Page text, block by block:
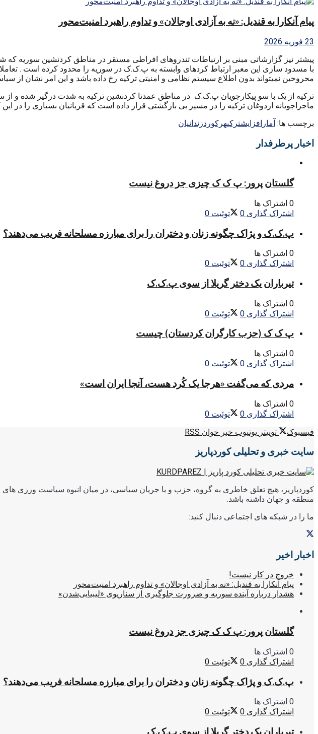
پیام آنکارا به قندیل: «نه به آزادی اوجالان» و تداوم راهبرد امنیت‌محور
23 فوریه 2026
پیشتر نیز گزارشاتی مبنی بر ارتباطات تندروهای افراطی مستقر در مناطق کردنشین سوریه
با مسدود سازی این معبر ارتباط کردهای وابسته به پ.ک.ک در سوریه را محدود کرده است .
محروحین نمیتواند بدون اطلاع سیستم نظامی و امنیتی ترکیه رخ داده باشد و این امر نشان از
ترکیه از یک با سو پیکارجویان پ.ک.ک در مناطق عمدتا کردنشین ترکیه به شدت درگیر شده و
ماجراجویانه اردوغان ترکیه را در مسیر بی بازگشتی قرار داده است که قربانیان بسیاری را در
برچسب ها: آمار افزایشترکیهرکوردزندانیان
اخبار پرطرفدار
گلستان پرور: پ ک ک چیزی جز دروغ نیست
0 اشتراک ها
اشتراک گذاری 0 توئیت 0
پ.ک.ک و پژاک چگونه زنان و دختران را برای مبارزه مسلحانه فریب می‌دهند؟
0 اشتراک ها
اشتراک گذاری 0 توئیت 0
تیرباران یک دختر گریلا از سوی پ.ک.ک
0 اشتراک ها
اشتراک گذاری 0 توئیت 0
پ ک ک (حزب کارگران کردستان) چیست
0 اشتراک ها
اشتراک گذاری 0 توئیت 0
مردی که می‌گفت «هرجا یک کُرد هست، آنجا ایران است»
0 اشتراک ها
اشتراک گذاری 0 توئیت 0
فیسبوک
توییتر یوتیوب خبر خوان RSS
سایت خبری و تحلیلی کوردپاریز
کوردپاریز، هیچ تعلق خاطری به گروه، حزب و یا جریان سیاسی، در میان انبوه سیاست ورزی های
منطقه و جهان داشته باشد.
ما را در شبکه های اجتماعی دنبال کنید:
اخبار اخیر
خروج در کار نیست!
پیام آنکارا به قندیل: «نه به آزادی اوجالان» و تداوم راهبرد امنیت‌محور
هشدار درباره آینده سوریه و ضرورت جلوگیری از سناریوی «لیبیایی‌شدن»
گلستان پرور: پ ک ک چیزی جز دروغ نیست
0 اشتراک ها
اشتراک گذاری 0 توئیت 0
پ.ک.ک و پژاک چگونه زنان و دختران را برای مبارزه مسلحانه فریب می‌دهند؟
0 اشتراک ها
اشتراک گذاری 0 توئیت 0